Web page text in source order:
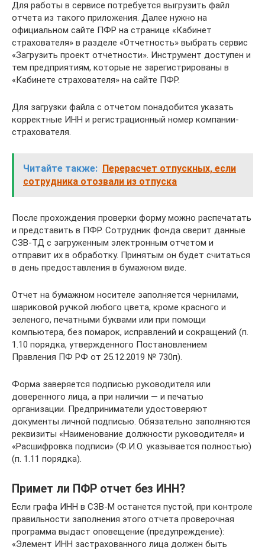
Для работы в сервисе потребуется выгрузить файл
отчета из такого приложения. Далее нужно на
официальном сайте ПФР на странице «Кабинет
страхователя» в разделе «Отчетность» выбрать сервис
«Загрузить проект отчетности». Инструмент доступен и
тем предприятиям, которые не зарегистрированы в
«Кабинете страхователя» на сайте ПФР.
Для загрузки файла с отчетом понадобится указать
корректные ИНН и регистрационный номер компании-
страхователя.
Читайте также: Перерасчет отпускных, если
сотрудника отозвали из отпуска
После прохождения проверки форму можно распечатать
и представить в ПФР. Сотрудник фонда сверит данные
СЗВ-ТД с загруженным электронным отчетом и
отправит их в обработку. Принятым он будет считаться
в день предоставления в бумажном виде.
Отчет на бумажном носителе заполняется чернилами,
шариковой ручкой любого цвета, кроме красного и
зеленого, печатными буквами или при помощи
компьютера, без помарок, исправлений и сокращений (п.
1.10 порядка, утвержденного Постановлением
Правления ПФ РФ от 25.12.2019 № 730п).
Форма заверяется подписью руководителя или
доверенного лица, а при наличии — и печатью
организации. Предприниматели удостоверяют
документы личной подписью. Обязательно заполняются
реквизиты «Наименование должности руководителя» и
«Расшифровка подписи» (Ф.И.О. указывается полностью)
(п. 1.11 порядка).
Примет ли ПФР отчет без ИНН?
Если графа ИНН в СЗВ-М останется пустой, при контроле
правильности заполнения этого отчета проверочная
программа выдаст оповещение (предупреждение):
«Элемент ИНН застрахованного лица должен быть